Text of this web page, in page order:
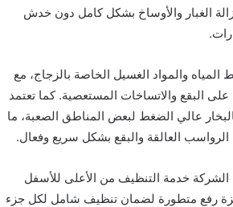
الغبار والأوساخ بشكل كامل دون خدش
والمواد الغسيل الخاصة بالزجاج، مع
البقع والاتساخات المستعصية. كما تعتمد
عالي الضغط لبعض المناطق الصعبة، ما
العالقة والبقع بشكل سريع وفعال.
الشركة خدمة التنظيف من الأعلى للأسفل
رفع متطورة لضمان تنظيف شامل لكل جزء